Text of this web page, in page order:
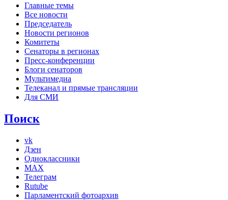
Главные темы
Все новости
Председатель
Новости регионов
Комитеты
Сенаторы в регионах
Пресс-конференции
Блоги сенаторов
Мультимедиа
Телеканал и прямые трансляции
Для СМИ
Поиск
vk
Дзен
Одноклассники
MAX
Телеграм
Rutube
Парламентский фотоархив